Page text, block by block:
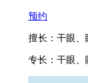
预约
擅长：干眼、
专长：干眼、